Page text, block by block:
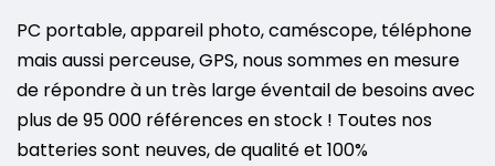
PC portable, appareil photo, caméscope, téléphone
mais aussi perceuse, GPS, nous sommes en mesure
de répondre à un très large éventail de besoins avec
plus de 95 000 références en stock ! Toutes nos
batteries sont neuves, de qualité et 100%